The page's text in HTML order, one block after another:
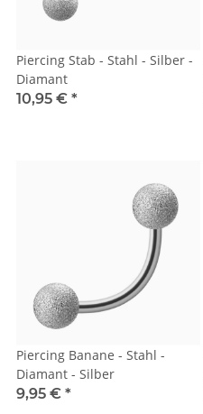
Piercing Stab - Stahl - Silber -
Diamant
10,95 € *
Piercing Banane - Stahl -
Diamant - Silber
9,95 € *